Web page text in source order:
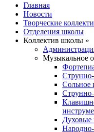
Главная
Новости
Творческие
Отделения школы
Коллектив школы »
Музыкальное
Сольное
Духовые